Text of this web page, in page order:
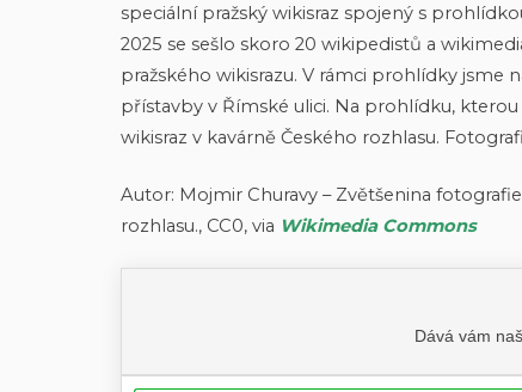
speciální pražský wikisraz spojený s
2025 se sešlo skoro 20 wikipedistů a
pražského wikisrazu. V rámci prohlídky jsme
přístavby v Římské ulici. Na prohlídku,
wikisraz v kavárně Českého rozhlasu.
Autor: Mojmir Churavy – Zvětšenina
rozhlasu., CC0, via Wikimedia Commons